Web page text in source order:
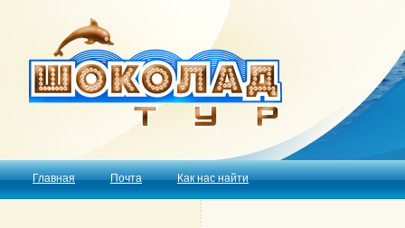
Главная Почта Как нас найти